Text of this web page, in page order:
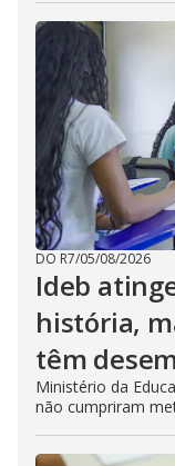
DO R7/05/08/2026
Ideb
história,
têm
Ministério da
não cumpriram